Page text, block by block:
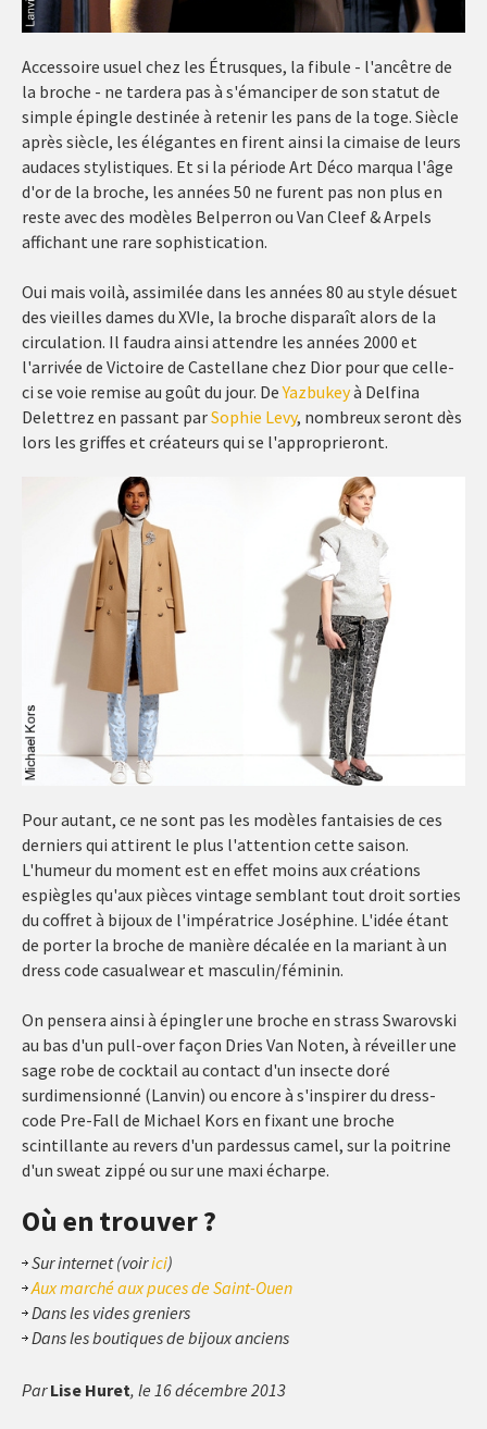
Accessoire usuel chez les Étrusques, la fibule - l'ancêtre de
la broche - ne tardera pas à s'émanciper de son statut de
simple épingle destinée à retenir les pans de la toge. Siècle
après siècle, les élégantes en firent ainsi la cimaise de leurs
audaces stylistiques. Et si la période Art Déco marqua l'âge
d'or de la broche, les années 50 ne furent pas non plus en
reste avec des modèles Belperron ou Van Cleef & Arpels
affichant une rare sophistication.
Oui mais voilà, assimilée dans les années 80 au style désuet
des vieilles dames du XVIe, la broche disparaît alors de la
circulation. Il faudra ainsi attendre les années 2000 et
l'arrivée de Victoire de Castellane chez Dior pour que celle-
ci se voie remise au goût du jour. DeYazbukeyà Delfina
Delettrez en passant parSophie Levy, nombreux seront dès
lors les griffes et créateurs qui se l'approprieront.
Pour autant, ce ne sont pas les modèles fantaisies de ces
derniers qui attirent le plus l'attention cette saison.
L'humeur du moment est en effet moins aux créations
espiègles qu'aux pièces vintage semblant tout droit sorties
du coffret à bijoux de l'impératrice Joséphine. L'idée étant
de porter la broche de manière décalée en la mariant à un
dress code casualwear et masculin/féminin.
On pensera ainsi à épingler une broche en strass Swarovski
au bas d'un pull-over façon Dries Van Noten, à réveiller une
sage robe de cocktail au contact d'un insecte doré
surdimensionné (Lanvin) ou encore à s'inspirer du dress-
code Pre-Fall de Michael Kors en fixant une broche
scintillante au revers d'un pardessus camel, sur la poitrine
d'un sweat zippé ou sur une maxi écharpe.
Où en trouver ?
Sur internet (voirici)
Aux marché aux puces de Saint-Ouen
Dans les vides greniers
Dans les boutiques de bijoux anciens
ParLise Huret, le 16 décembre 2013